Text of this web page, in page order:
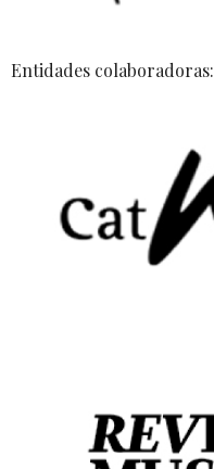
Entidades colaboradoras: